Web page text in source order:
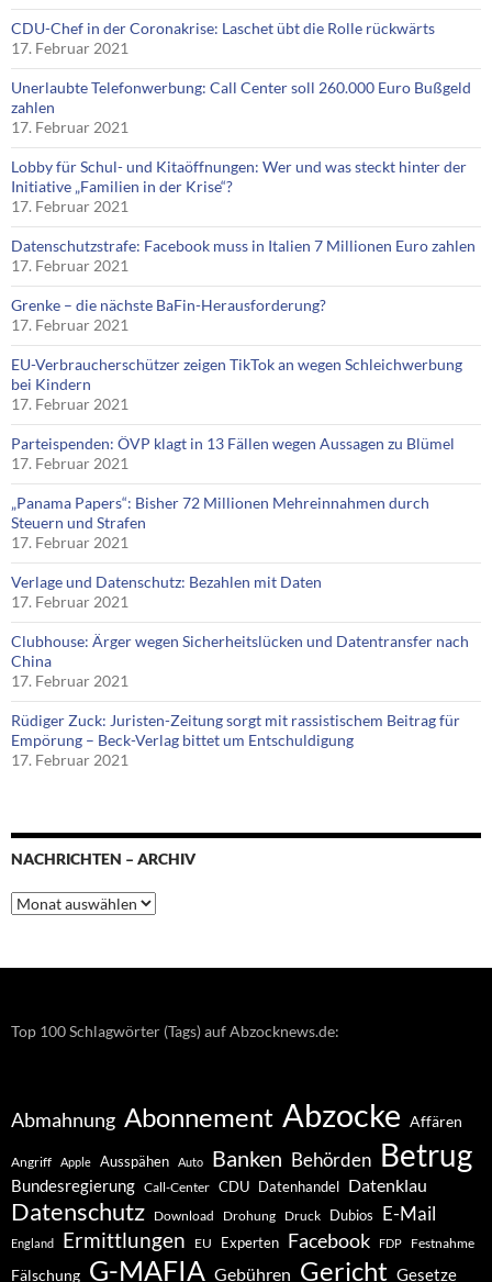
CDU-Chef in der Coronakrise: Laschet übt die Rolle rückwärts
17. Februar 2021
Unerlaubte Telefonwerbung: Call Center soll 260.000 Euro Bußgeld
zahlen
17. Februar 2021
Lobby für Schul- und Kitaöffnungen: Wer und was steckt hinter der
Initiative „Familien in der Krise“?
17. Februar 2021
Datenschutzstrafe: Facebook muss in Italien 7 Millionen Euro zahlen
17. Februar 2021
Grenke – die nächste BaFin-Herausforderung?
17. Februar 2021
EU-Verbraucherschützer zeigen TikTok an wegen Schleichwerbung
bei Kindern
17. Februar 2021
Parteispenden: ÖVP klagt in 13 Fällen wegen Aussagen zu Blümel
17. Februar 2021
„Panama Papers“: Bisher 72 Millionen Mehreinnahmen durch
Steuern und Strafen
17. Februar 2021
Verlage und Datenschutz: Bezahlen mit Daten
17. Februar 2021
Clubhouse: Ärger wegen Sicherheitslücken und Datentransfer nach
China
17. Februar 2021
Rüdiger Zuck: Juristen-Zeitung sorgt mit rassistischem Beitrag für
Empörung – Beck-Verlag bittet um Entschuldigung
17. Februar 2021
NACHRICHTEN – ARCHIV
Nachrichten
–
Top 100 Schlagwörter (Tags) auf Abzocknews.de:
Abmahnung Abonnement Abzocke Affären
Angriff Apple Ausspähen Auto Banken Behörden Betrug
Bundesregierung Call-Center CDU Datenhandel Datenklau
Datenschutz Download Drohung Druck Dubios E-Mail
England Ermittlungen EU Experten Facebook FDP Festnahme
Fälschung G-MAFIA Gebühren Gericht Gesetze